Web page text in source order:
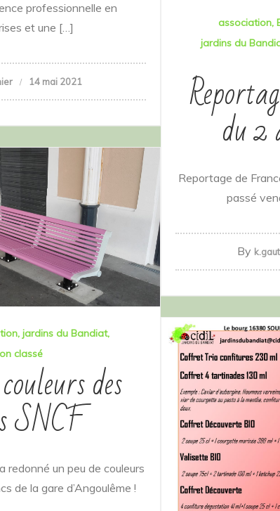
professionnelle en
et une […]
14 mai 2021
association
jardins du
du
Reportage de
passé
By
jardins du Bandiat
classé
des
SNCF
redonné un peu de couleurs
de la gare d’Angoulême !